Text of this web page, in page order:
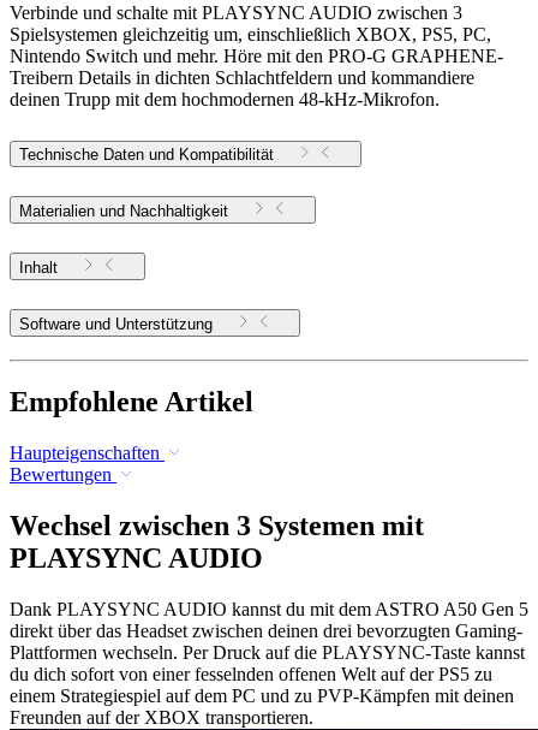
Verbinde und schalte mit PLAYSYNC AUDIO zwischen 3
Spielsystemen gleichzeitig um, einschließlich XBOX, PS5, PC,
Nintendo Switch und mehr. Höre mit den PRO-G GRAPHENE-
Treibern Details in dichten Schlachtfeldern und kommandiere
deinen Trupp mit dem hochmodernen 48-kHz-Mikrofon.
Technische Daten und Kompatibilität
Materialien und Nachhaltigkeit
Inhalt
Software und Unterstützung
Empfohlene Artikel
Haupteigenschaften
Bewertungen
Wechsel zwischen 3 Systemen mit
PLAYSYNC AUDIO
Dank PLAYSYNC AUDIO kannst du mit dem ASTRO A50 Gen 5
direkt über das Headset zwischen deinen drei bevorzugten Gaming-
Plattformen wechseln. Per Druck auf die PLAYSYNC-Taste kannst
du dich sofort von einer fesselnden offenen Welt auf der PS5 zu
einem Strategiespiel auf dem PC und zu PVP-Kämpfen mit deinen
Freunden auf der XBOX transportieren.